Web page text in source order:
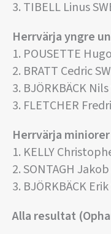
3. TIBELL Linus
Herrvärja yngre
1. POUSETTE
2. BRATT Cedric
3. BJÖRKBÄCK
3. FLETCHER
Herrvärja miniorer
1. KELLY
2. SONTAGH
3. BJÖRKBÄCK
Alla resultat